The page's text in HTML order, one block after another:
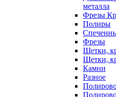
металла
Фрезы
Полиры
Фрезы
Щетки,
Щетки,
Камни
Разное